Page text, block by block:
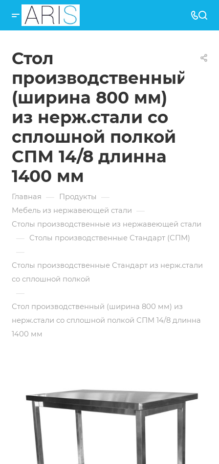
Стол
производственный
(ширина 800 мм)
из нерж.стали со
сплошной полкой
СПМ 14/8 длинна
1400 мм
Главная — Продукты —
Мебель из нержавеющей стали —
Столы производственные из нержавеющей стали
— Столы производственные Стандарт (СПМ)
—
Столы производственные Стандарт из нерж.стали
со сплошной полкой
—
Стол производственный (ширина 800 мм) из
нерж.стали со сплошной полкой СПМ 14/8 длинна
1400 мм